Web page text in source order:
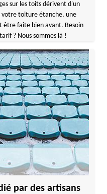
sur les toits dérivent d'un
votre toiture étanche, une
être faite bien avant. Besoin
? Nous sommes là !
par des artisans